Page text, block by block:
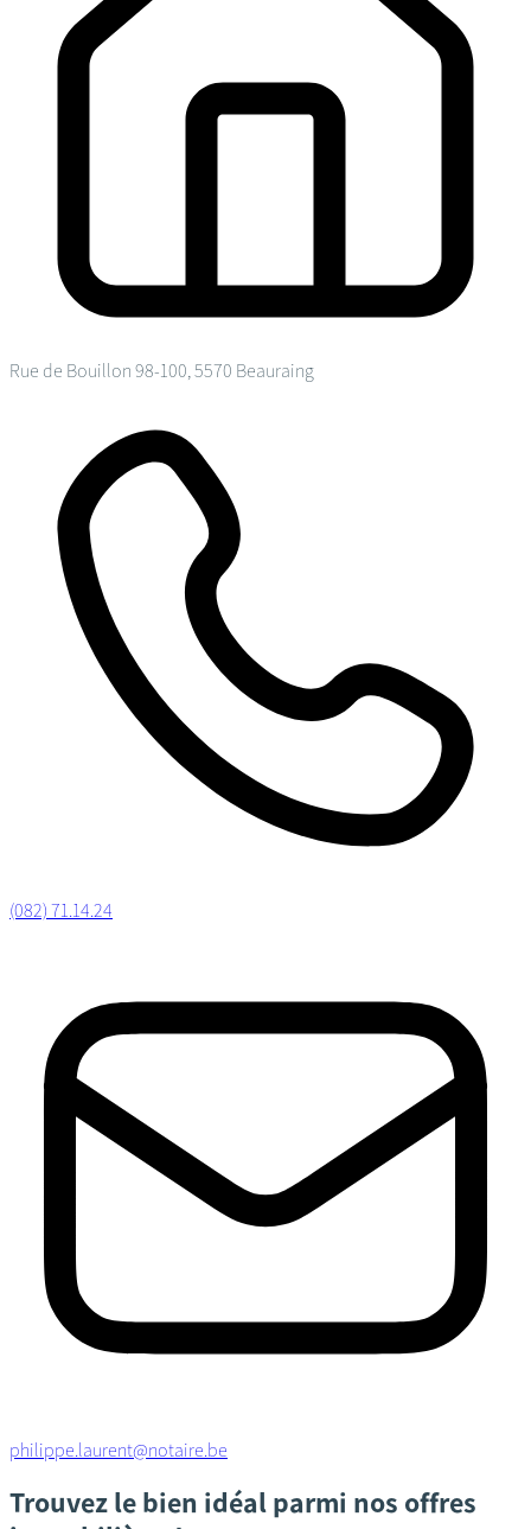
Rue de Bouillon 98-100, 5570 Beauraing
(082) 71.14.24
philippe.laurent@notaire.be
Trouvez le bien idéal parmi nos offres